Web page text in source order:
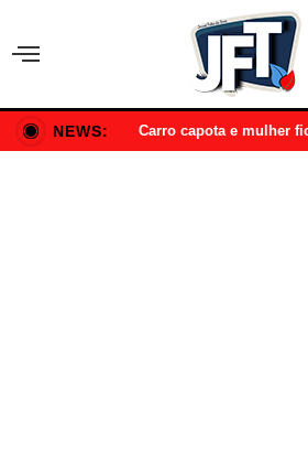
NEWS: Carro capota e mulher